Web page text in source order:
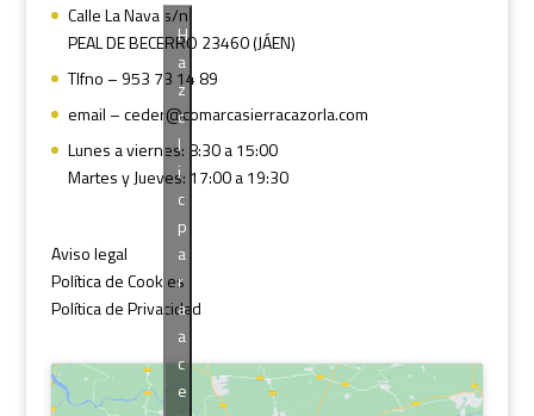
Calle La Nava s/n
PEAL DE BECERRO 23460 (JÁEN)
Tlfno – 953 73 14 89
email – ceder@comarcasierracazorla.com
Lunes a viernes: 8:30 a 15:00
Martes y Jueves: 17:00 a 19:30
Aviso legal
Política de Cookies
Política de Privacidad
H
a
z
c
l
i
c
p
a
r
a
a
c
e